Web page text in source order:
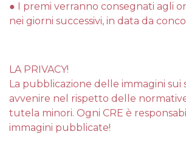
● I premi verranno consegnati agli
nei giorni successivi, in data da
LA PRIVACY!
La pubblicazione delle immagini sui
avvenire nel rispetto delle
tutela minori. Ogni CRE è
immagini pubblicate!